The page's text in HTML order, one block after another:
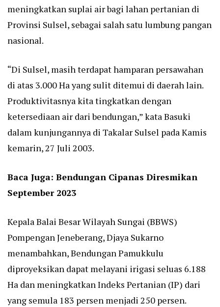
meningkatkan suplai air bagi lahan pertanian di
Provinsi Sulsel, sebagai salah satu lumbung pangan
nasional.
“Di Sulsel, masih terdapat hamparan persawahan
di atas 3.000 Ha yang sulit ditemui di daerah lain.
Produktivitasnya kita tingkatkan dengan
ketersediaan air dari bendungan,” kata Basuki
dalam kunjungannya di Takalar Sulsel pada Kamis
kemarin, 27 Juli 2003.
Baca Juga: Bendungan Cipanas Diresmikan
September 2023
Kepala Balai Besar Wilayah Sungai (BBWS)
Pompengan Jeneberang, Djaya Sukarno
menambahkan, Bendungan Pamukkulu
diproyeksikan dapat melayani irigasi seluas 6.188
Ha dan meningkatkan Indeks Pertanian (IP) dari
yang semula 183 persen menjadi 250 persen.